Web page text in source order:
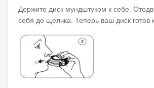
Держите диск мундштуком к себе.
себя до щелчка. Теперь ваш диск готов